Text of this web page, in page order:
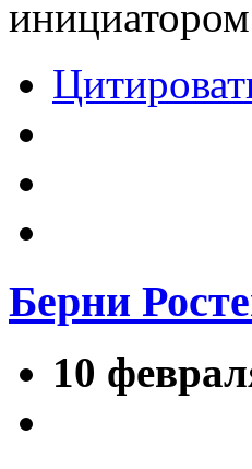
Берни
10